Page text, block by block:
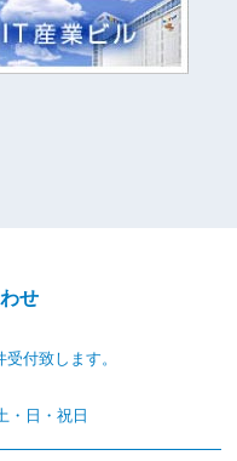
せ
付致します。
・日・祝日